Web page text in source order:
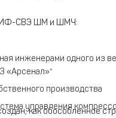
ЗИФ-СВЭ ШМ и ШМЧ:
инженерами одного из
«Арсенал»*
производства
управления
как обособленное